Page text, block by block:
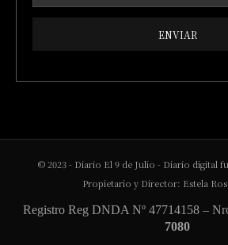
ENVIAR
© 2023 - Diario El 9 de Julio - Diario digital
Propietario y Director: Estela
Registro Reg DNDA Nº 47714158 –
7080